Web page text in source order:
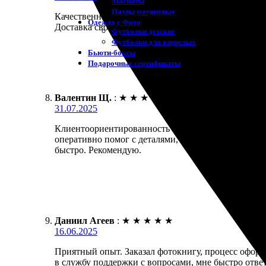
Пазлы магнитные
Одежда с Фото
Футболки детские
Футболки для взрослых
Бьюти-боксы
Подарочные сертификаты
Качественная работа! Заказала фотокнигу,
Доставка своевременная, всё пришло в целости.
Валентин Щ. : ★ ★ ★ ★
31.07.2025
Клиентоориентированность на высшем уровне.
оперативно помог с деталями, всё объяснил.
быстро. Рекомендую.
Даниил Агеев : ★ ★ ★ ★ ★
16.06.2025
Приятный опыт. Заказал фотокнигу, процесс
в службу поддержки с вопросами, мне быстро